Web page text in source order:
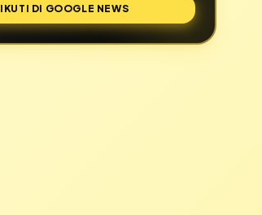
IKUTI DI GOOGLE NEWS